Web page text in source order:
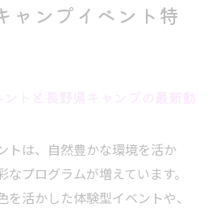
ャンプイベント特
トは、自然豊かな環境を活か
プログラムが増えています。
活かした体験型イベントや、